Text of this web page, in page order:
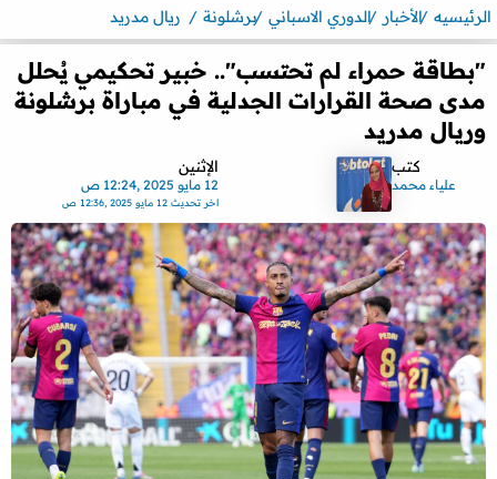
الرئيسيه الأخبار الدوري الاسباني برشلونة ريال مدريد
"بطاقة حمراء لم تحتسب".. خبير تحكيمي يُحلل
مدى صحة القرارات الجدلية في مباراة برشلونة
وريال مدريد
كتب
علياء محمد
الإثنين
12 مايو 2025 ,12:24 ص
اخر تحديث12 مايو 2025 ,12:36 ص